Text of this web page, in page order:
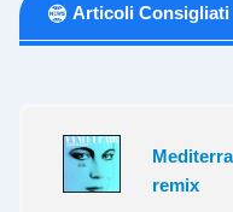
Articoli Consigliati
remix